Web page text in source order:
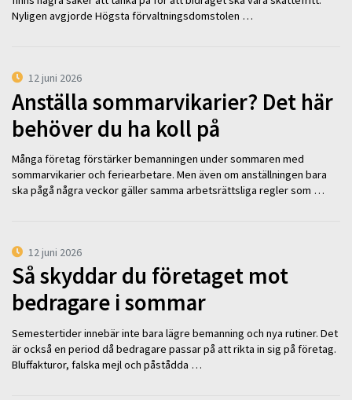
Nyligen avgjorde Högsta förvaltningsdomstolen …
12 juni 2026
Anställa sommarvikarier? Det här
behöver du ha koll på
Många företag förstärker bemanningen under sommaren med
sommarvikarier och feriearbetare. Men även om anställningen bara
ska pågå några veckor gäller samma arbetsrättsliga regler som …
12 juni 2026
Så skyddar du företaget mot
bedragare i sommar
Semestertider innebär inte bara lägre bemanning och nya rutiner. Det
är också en period då bedragare passar på att rikta in sig på företag.
Bluffakturor, falska mejl och påstådda …